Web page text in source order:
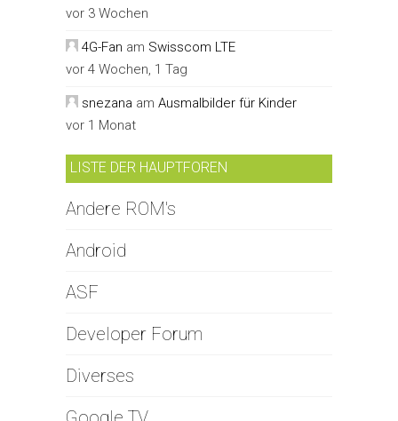
vor 3 Wochen
4G-Fan am Swisscom LTE
vor 4 Wochen, 1 Tag
snezana am Ausmalbilder für Kinder
vor 1 Monat
LISTE DER HAUPTFOREN
Andere ROM's
Android
ASF
Developer Forum
Diverses